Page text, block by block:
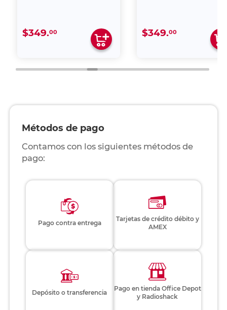
$349.00 $349.00
Métodos de pago
Contamos con los siguientes métodos de
pago:
Pago contra entrega
Tarjetas de crédito débito y
AMEX
Depósito o transferencia
Pago en tienda Office Depot
y Radioshack